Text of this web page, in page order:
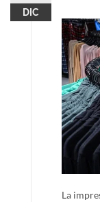
DIC
La